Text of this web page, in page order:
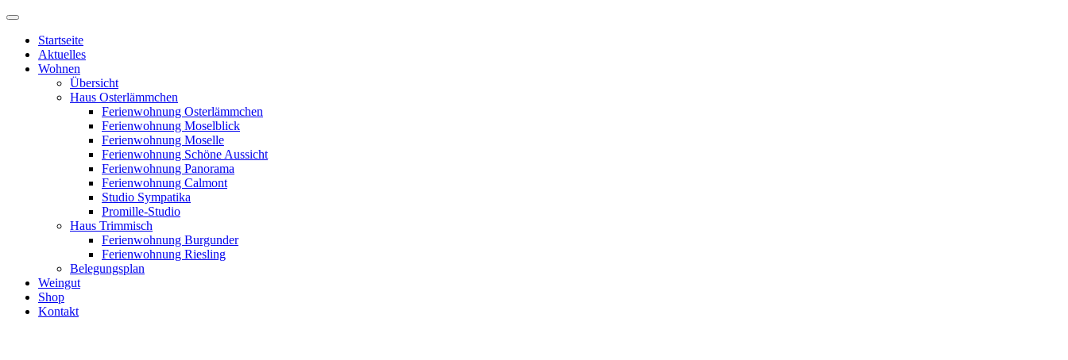
Startseite
Aktuelles
Wohnen
Übersicht
Haus Osterlämmchen
Ferienwohnung Osterlämmchen
Ferienwohnung Moselblick
Ferienwohnung Moselle
Ferienwohnung Schöne Aussicht
Ferienwohnung Panorama
Ferienwohnung Calmont
Studio Sympatika
Promille-Studio
Haus Trimmisch
Ferienwohnung Burgunder
Ferienwohnung Riesling
Belegungsplan
Weingut
Shop
Kontakt